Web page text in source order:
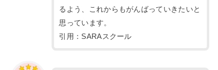
るよう、これからもがんばっていきたいと
思っています。
引用：SARAスクール